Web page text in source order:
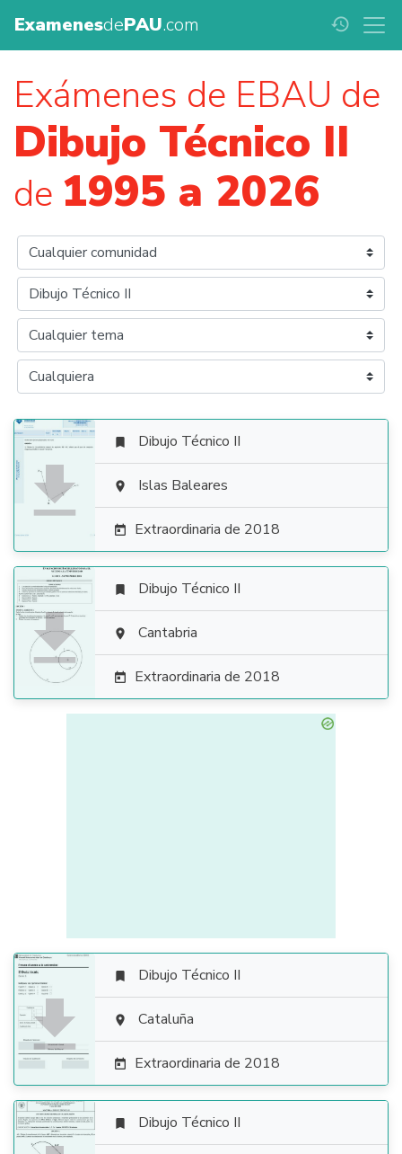
ExamenesdePAU.com history
Exámenes de EBAU de
Dibujo Técnico II
de 1995 a 2026

 Dibujo Técnico II
 Islas Baleares
 Extraordinaria de 2018

 Dibujo Técnico II
 Cantabria
 Extraordinaria de 2018

 Dibujo Técnico II
 Cataluña
 Extraordinaria de 2018
 Dibujo Técnico II